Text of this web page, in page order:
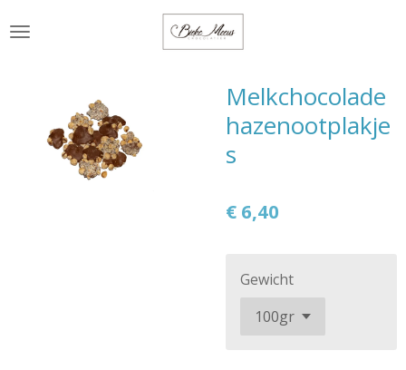
direct
hoofdinhoud
Melkchocolade
hazenootplakje
s
€ 6,40
Gewicht